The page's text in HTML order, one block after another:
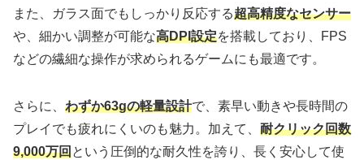
また、ガラス面でもしっかり反応する超高精度なセンサー
や、細かい調整が可能な高DPI設定を搭載しており、FPS
などの繊細な操作が求められるゲームにも最適です。
さらに、 わずか63gの軽量設計で、素早い動きや長時間の
プレイでも疲れにくいのも魅力。加えて、 耐クリック回数
9,000万回という圧倒的な耐久性を誇り、長く安心して使